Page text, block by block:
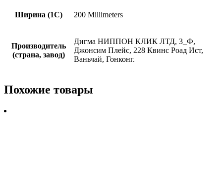
Ширина (1С) 200 Millimeters
Производитель
(страна, завод)
Дигма НИППОН КЛИК ЛТД, 3_Ф,
Джонсим Плейс, 228 Квинс Роад Ист,
Ваньчай, Гонконг.
Похожие товары